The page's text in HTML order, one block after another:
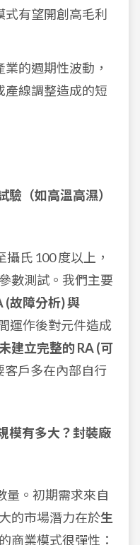
有望開創高毛利
業的週期性波動，
產線調整造成的短
（如高溫高濕）
氏 100 度以上，
數測試。我們主要
(故障分析) 與
運作後對元件造成
未建立完整的 RA (可
客戶多在內部自行
模有多大？封裝廠
量。初期需求來自
的市場潛力在於生
商業模式很彈性：